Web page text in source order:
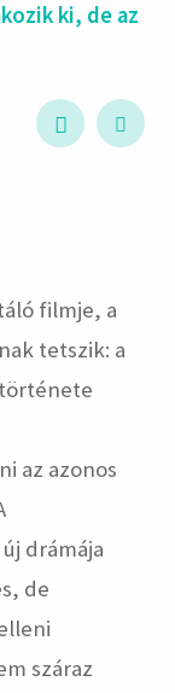
ki, de az
filmje, a
tetszik: a
az azonos
drámája
de
száraz